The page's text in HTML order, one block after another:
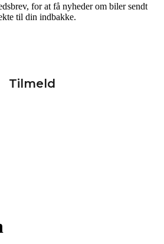
for at få nyheder om biler sendt
til din indbakke.